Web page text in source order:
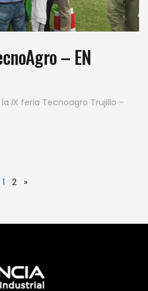
– EN
IX feria Tecnoagro Trujillo –
1 2 »